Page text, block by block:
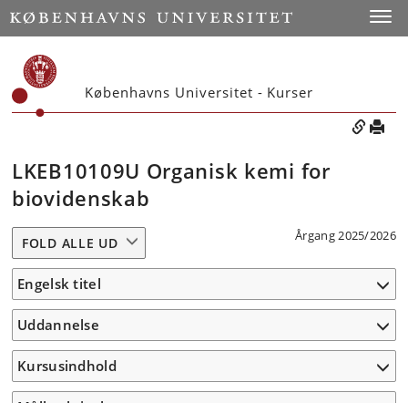
Københavns Universitet - Kurser
LKEB10109U Organisk kemi for
biovidenskab
Årgang 2025/2026
FOLD ALLE UD
Engelsk titel
Uddannelse
Kursusindhold